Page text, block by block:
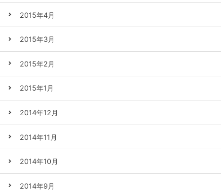
2015年4月
2015年3月
2015年2月
2015年1月
2014年12月
2014年11月
2014年10月
2014年9月